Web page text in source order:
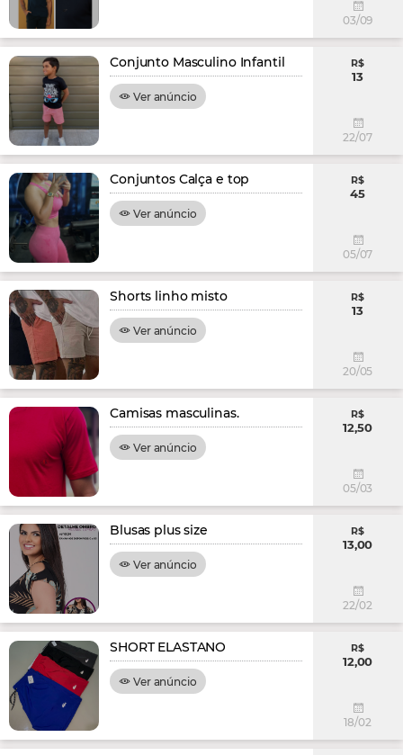
03/09
Conjunto Masculino Infantil
Ver anúncio
R$
13
22/07
Conjuntos Calça e top
Ver anúncio
R$
45
05/07
Shorts linho misto
Ver anúncio
R$
13
20/05
Camisas masculinas.
Ver anúncio
R$
12,50
05/03
Blusas plus size
Ver anúncio
R$
13,00
22/02
SHORT ELASTANO
Ver anúncio
R$
12,00
18/02